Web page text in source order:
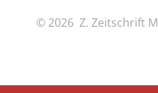
© 2026 Z. Zeitschrift